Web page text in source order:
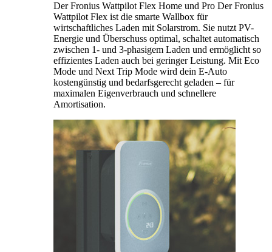
Der Fronius Wattpilot Flex Home und Pro Der Fronius
Wattpilot Flex ist die smarte Wallbox für
wirtschaftliches Laden mit Solarstrom. Sie nutzt PV-
Energie und Überschuss optimal, schaltet automatisch
zwischen 1- und 3-phasigem Laden und ermöglicht so
effizientes Laden auch bei geringer Leistung. Mit Eco
Mode und Next Trip Mode wird dein E-Auto
kostengünstig und bedarfsgerecht geladen – für
maximalen Eigenverbrauch und schnellere
Amortisation.